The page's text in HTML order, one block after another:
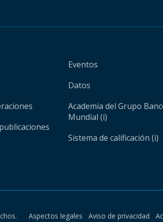
Eventos
Datos
Academia del Grupo
Mundial (i)
Sistema de calificación (i)
Aspectos legales Aviso de privacidad